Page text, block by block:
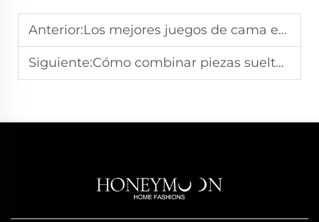
Anterior:Los mejores juegos de cama en una bolsa para un sueño cómodo
Siguiente:Cómo combinar piezas sueltas de diferentes juegos de ropa de cama